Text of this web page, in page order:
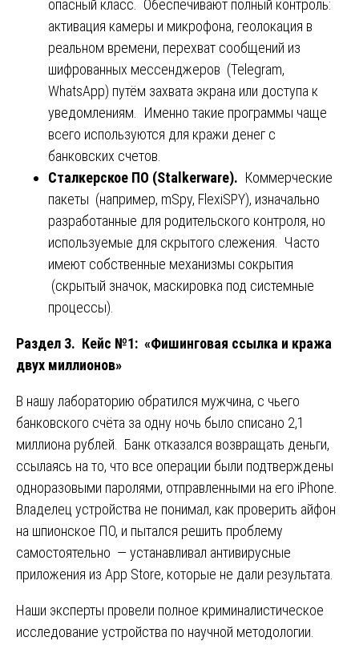
опасный класс. Обеспечивают полный контроль:
активация камеры и микрофона, геолокация в
реальном времени, перехват сообщений из
шифрованных мессенджеров (Telegram,
WhatsApp) путём захвата экрана или доступа к
уведомлениям. Именно такие программы чаще
всего используются для кражи денег с
банковских счетов.
Сталкерское ПО (Stalkerware). Коммерческие
пакеты (например, mSpy, FlexiSPY), изначально
разработанные для родительского контроля, но
используемые для скрытого слежения. Часто
имеют собственные механизмы сокрытия
(скрытый значок, маскировка под системные
процессы).
Раздел 3. Кейс №1: «Фишинговая ссылка и кража
двух миллионов»
В нашу лабораторию обратился мужчина, с чьего
банковского счёта за одну ночь было списано 2,1
миллиона рублей. Банк отказался возвращать деньги,
ссылаясь на то, что все операции были подтверждены
одноразовыми паролями, отправленными на его iPhone.
Владелец устройства не понимал, как проверить айфон
на шпионское ПО, и пытался решить проблему
самостоятельно — устанавливал антивирусные
приложения из App Store, которые не дали результата.
Наши эксперты провели полное криминалистическое
исследование устройства по научной методологии.